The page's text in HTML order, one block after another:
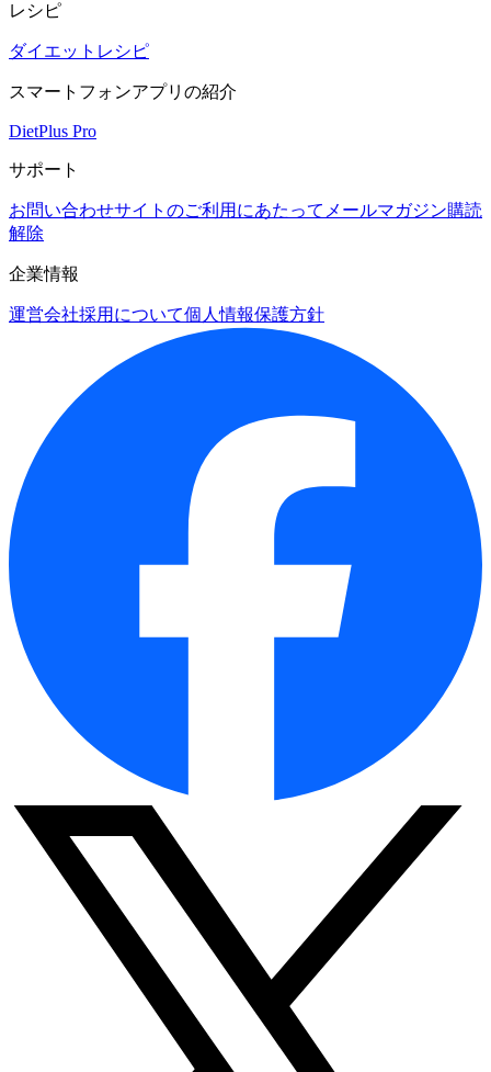
レシピ
ダイエットレシピ
スマートフォンアプリの紹介
DietPlus Pro
サポート
お問い合わせサイトのご利用にあたって メールマガジン購読
解除
企業情報
運営会社採用について個人情報保護方針